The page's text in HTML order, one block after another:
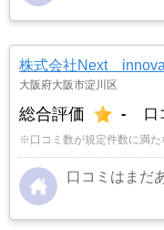
株式会社Next
大阪府大阪市淀川区
総合評価 - 口
※口コミ数が規定件数に満た
口コミはまだ